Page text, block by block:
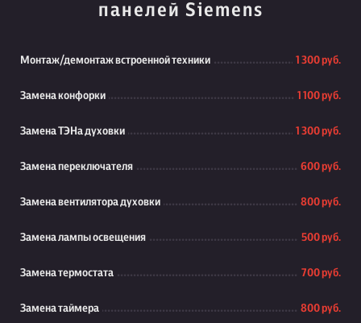
панелей Siemens
Монтаж/демонтаж встроенной техники 1 300 руб.
Замена конфорки 1 100 руб.
Замена ТЭНа духовки 1 300 руб.
Замена переключателя 600 руб.
Замена вентилятора духовки 800 руб.
Замена лампы освещения 500 руб.
Замена термостата 700 руб.
Замена таймера 800 руб.